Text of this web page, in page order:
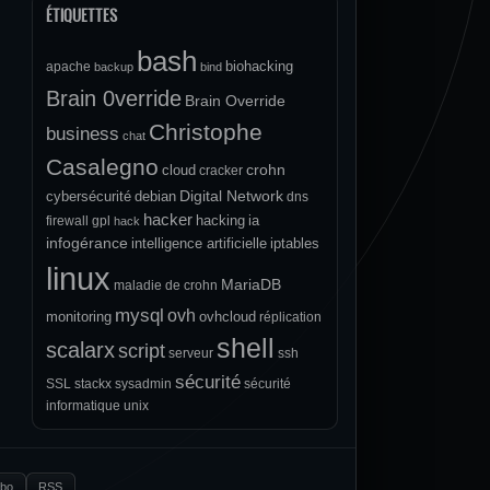
ÉTIQUETTES
apache backup bash bind biohacking
Brain 0verride Brain Override
business chat Christophe
Casalegno cloud cracker crohn
cybersécurité debian Digital Network dns
firewall
gpl hack hacker hacking ia
infogérance intelligence artificielle iptables
linux maladie de crohn MariaDB
monitoring mysql ovh ovhcloud réplication
scalarxscript serveur shell
ssh
SSL stackx sysadmin sécurité sécurité
informatique unix
RSS